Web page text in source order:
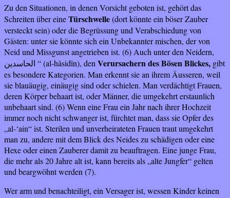
Zu den Situationen, in denen Vorsicht geboten ist, gehört das
Schreiten über eineTürschwelle(dort könnte ein böser Zauber
versteckt sein) oder die Begrüssung und Verabschiedung von
Gästen: unter sie könnte sich ein Unbekannter mischen, der von
Neid und Missgunst angetrieben ist. (6) Auch unter den Neidern,
“ (al-hâsidîn), den Verursachern des Bösen Blickes, gibt
es besondere Kategorien. Man erkennt sie an ihrem Äusseren, weil
sie blauäugig, einäugig sind oder schielen. Man verdächtigt Frauen,
deren Körper behaart ist, oder Männer, die umgekehrt erstaunlich
unbehaart sind. (6) Wenn eine Frau ein Jahr nach ihrer Hochzeit
immer noch nicht schwanger ist, fürchtet man, dass sie Opfer des
„al-‘ain“ ist. Sterilen und unverheirateten Frauen traut umgekehrt
man zu, andere mit dem Blick des Neides zu schädigen oder eine
Hexe oder einen Zauberer damit zu beauftragen. Eine junge Frau,
die mehr als 20 Jahre alt ist, kann bereits als „alte Jungfer“ gelten
und beargwöhnt werden (7).
Wer arm und benachteiligt, ein Versager ist, wessen Kinder keinen